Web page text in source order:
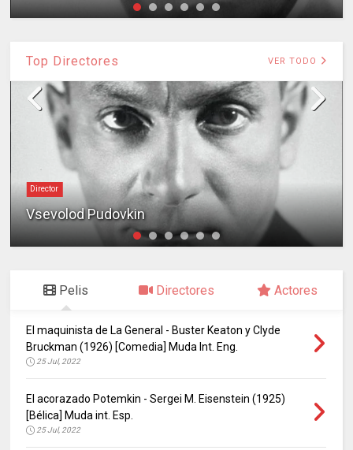
Top Directores VER TODO
Director
Vsevolod Pudovkin
Pelis Directores Actores
El maquinista de La General - Buster Keaton y Clyde
Bruckman (1926) [Comedia] Muda Int. Eng.
25 Jul, 2022
El acorazado Potemkin - Sergei M. Eisenstein (1925)
[Bélica] Muda int. Esp.
25 Jul, 2022